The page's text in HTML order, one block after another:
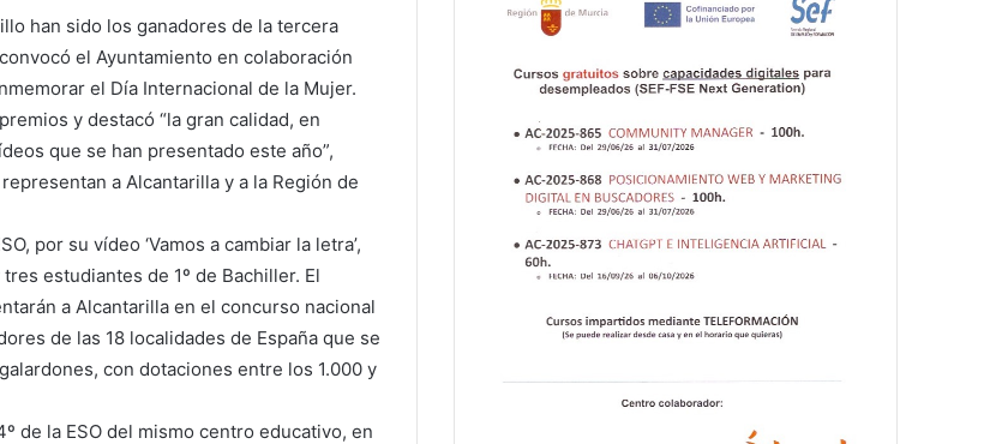
han sido los ganadores de la tercera
el Ayuntamiento en colaboración
el Día Internacional de la Mujer.
y destacó “la gran calidad, en
que se han presentado este año”,
a Alcantarilla y a la Región de
por su vídeo ‘Vamos a cambiar la letra’,
estudiantes de 1º de Bachiller. El
a Alcantarilla en el concurso nacional
de las 18 localidades de España que se
con dotaciones entre los 1.000 y
de la ESO del mismo centro educativo, en